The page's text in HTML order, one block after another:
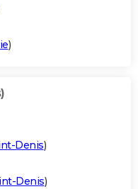
)
Denis)
Denis)